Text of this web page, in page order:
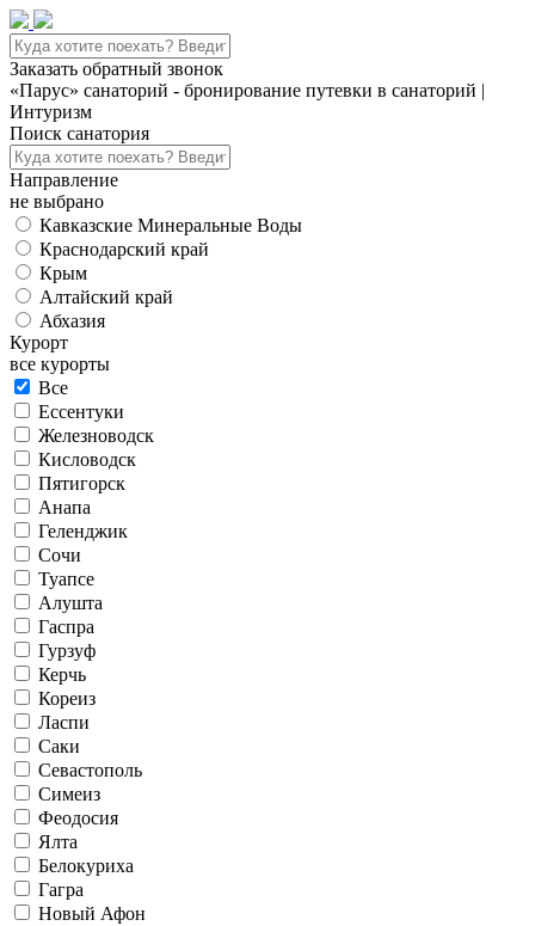
Заказать обратный звонок
«Парус» санаторий - бронирование путевки в санаторий |
Интуризм
Поиск санатория
Направление
не выбрано
Кавказские Минеральные Воды
Краснодарский край
Крым
Алтайский край
Абхазия
Курорт
все курорты
Все
Ессентуки
Железноводск
Кисловодск
Пятигорск
Анапа
Геленджик
Сочи
Туапсе
Алушта
Гаспра
Гурзуф
Керчь
Кореиз
Ласпи
Саки
Севастополь
Симеиз
Феодосия
Ялта
Белокуриха
Гагра
Новый Афон